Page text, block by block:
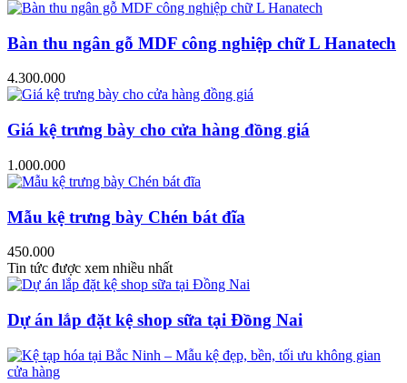
Bàn thu ngân gỗ MDF công nghiệp chữ L Hanatech
4.300.000
Giá kệ trưng bày cho cửa hàng đồng giá
1.000.000
Mẫu kệ trưng bày Chén bát đĩa
450.000
Tin tức được xem nhiều nhất
Dự án lắp đặt kệ shop sữa tại Đồng Nai